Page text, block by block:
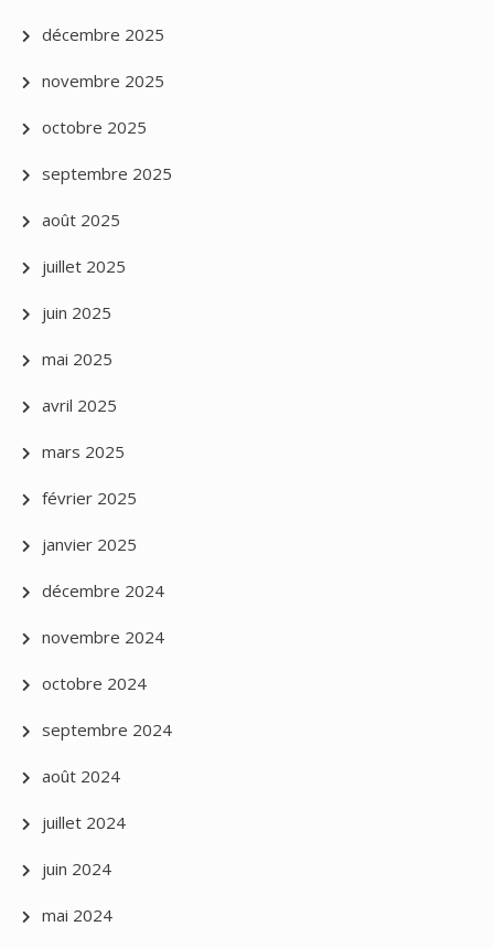
décembre 2025
novembre 2025
octobre 2025
septembre 2025
août 2025
juillet 2025
juin 2025
mai 2025
avril 2025
mars 2025
février 2025
janvier 2025
décembre 2024
novembre 2024
octobre 2024
septembre 2024
août 2024
juillet 2024
juin 2024
mai 2024